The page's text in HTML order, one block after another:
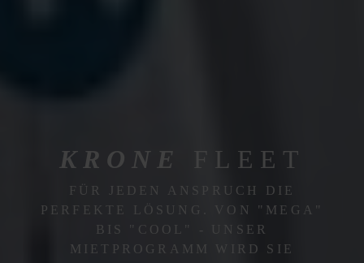
KRONE FLEET
FÜR JEDEN ANSPRUCH DIE
PERFEKTE LÖSUNG. VON "MEGA"
BIS "COOL" - UNSER
MIETPROGRAMM WIRD SIE